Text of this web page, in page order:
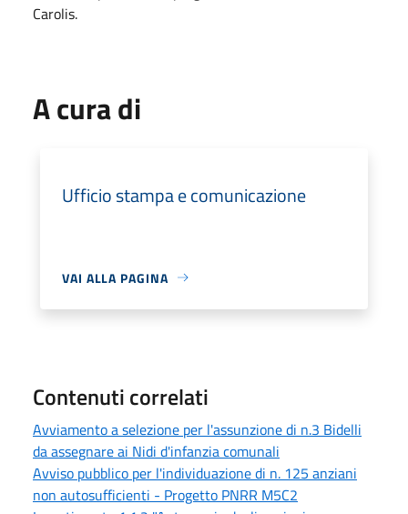
Carolis.
A cura di
Ufficio stampa e comunicazione
VAI ALLA PAGINA
Contenuti correlati
Avviamento a selezione per l'assunzione di n.3 Bidelli
da assegnare ai Nidi d'infanzia comunali
Avviso pubblico per l'individuazione di n. 125 anziani
non autosufficienti - Progetto PNRR M5C2